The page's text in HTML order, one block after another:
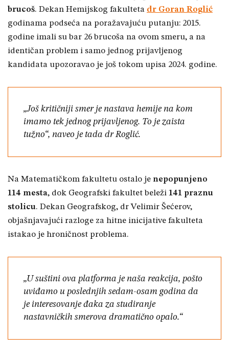
brucoš. Dekan Hemijskog fakulteta dr Goran Roglić
godinama podseća na poražavajuću putanju: 2015.
godine imali su bar 26 brucoša na ovom smeru, a na
identičan problem i samo jednog prijavljenog
kandidata upozoravao je još tokom upisa 2024. godine.
„Još kritičniji smer je nastava hemije na kom
imamo tek jednog prijavljenog. To je zaista
tužno“, naveo je tada dr Roglić.
Na Matematičkom fakultetu ostalo je nepopunjeno
114 mesta, dok Geografski fakultet beleži 141 praznu
stolicu. Dekan Geografskog, dr Velimir Šećerov,
objašnjavajući razloge za hitne inicijative fakulteta
istakao je hroničnost problema.
„U suštini ova platforma je naša reakcija, pošto
uviđamo u poslednjih sedam-osam godina da
je interesovanje đaka za studiranje
nastavničkih smerova dramatično opalo.“